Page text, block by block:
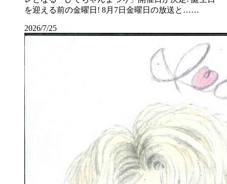
を迎える前の金曜日! 8月7日金曜日の放送と……
2026/7/25